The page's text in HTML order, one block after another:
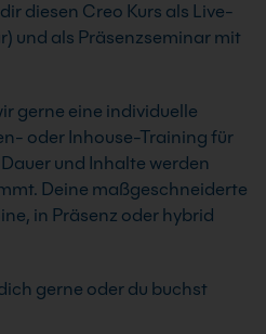
diesen Creo Kurs als Live-
und als Präsenzseminar mit
gerne eine individuelle
oder Inhouse-Training für
und Inhalte werden
Deine maßgeschneiderte
in Präsenz oder hybrid
gerne oder du buchst